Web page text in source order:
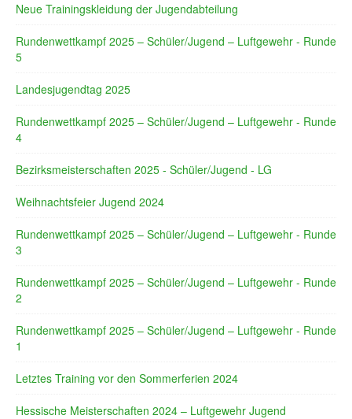
Neue Trainingskleidung der Jugendabteilung
Rundenwettkampf 2025 – Schüler/Jugend – Luftgewehr - Runde
5
Landesjugendtag 2025
Rundenwettkampf 2025 – Schüler/Jugend – Luftgewehr - Runde
4
Bezirksmeisterschaften 2025 - Schüler/Jugend - LG
Weihnachtsfeier Jugend 2024
Rundenwettkampf 2025 – Schüler/Jugend – Luftgewehr - Runde
3
Rundenwettkampf 2025 – Schüler/Jugend – Luftgewehr - Runde
2
Rundenwettkampf 2025 – Schüler/Jugend – Luftgewehr - Runde
1
Letztes Training vor den Sommerferien 2024
Hessische Meisterschaften 2024 – Luftgewehr Jugend